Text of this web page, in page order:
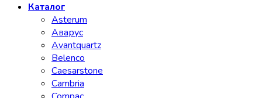
Каталог
Asterum
Аварус
Avantquartz
Belenco
Caesarstone
Cambria